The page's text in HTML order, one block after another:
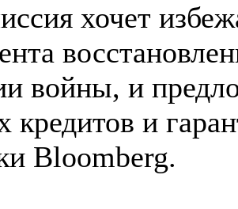
хочет
войны, и
кредитов и
Bloomberg.